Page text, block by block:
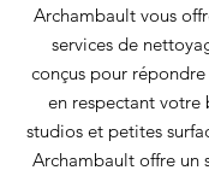
Archambault vous
services de
conçus pour
en respectant votre
studios et petites
Archambault offre un